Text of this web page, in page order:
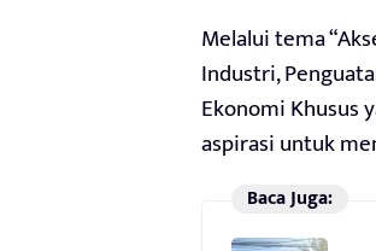
Melalui tema
Industri,
Ekonomi Khusus
aspirasi untuk
Baca Juga: